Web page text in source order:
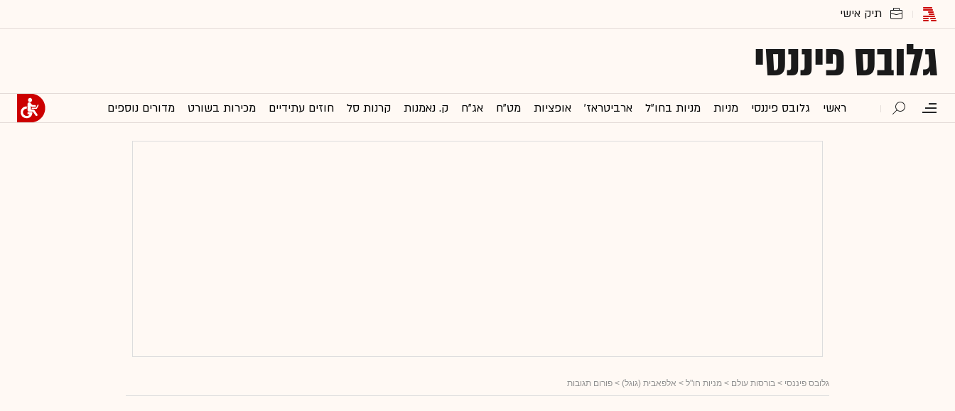
גלובס פיננסי
ראשי גלובס פיננסי מניות מניות בחו"ל ארביטראז' אופציות מט"ח אג"ח ק. נאמנות קרנות סל חוזים עתידיים מכירות בשורט מדורים נוספים
גלובס פיננסי > בורסות עולם > מניות חו"ל > אלפאבית (גוגל) > פורום תגובות